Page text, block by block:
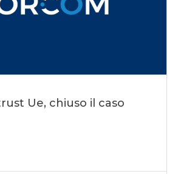
Ue, chiuso il caso